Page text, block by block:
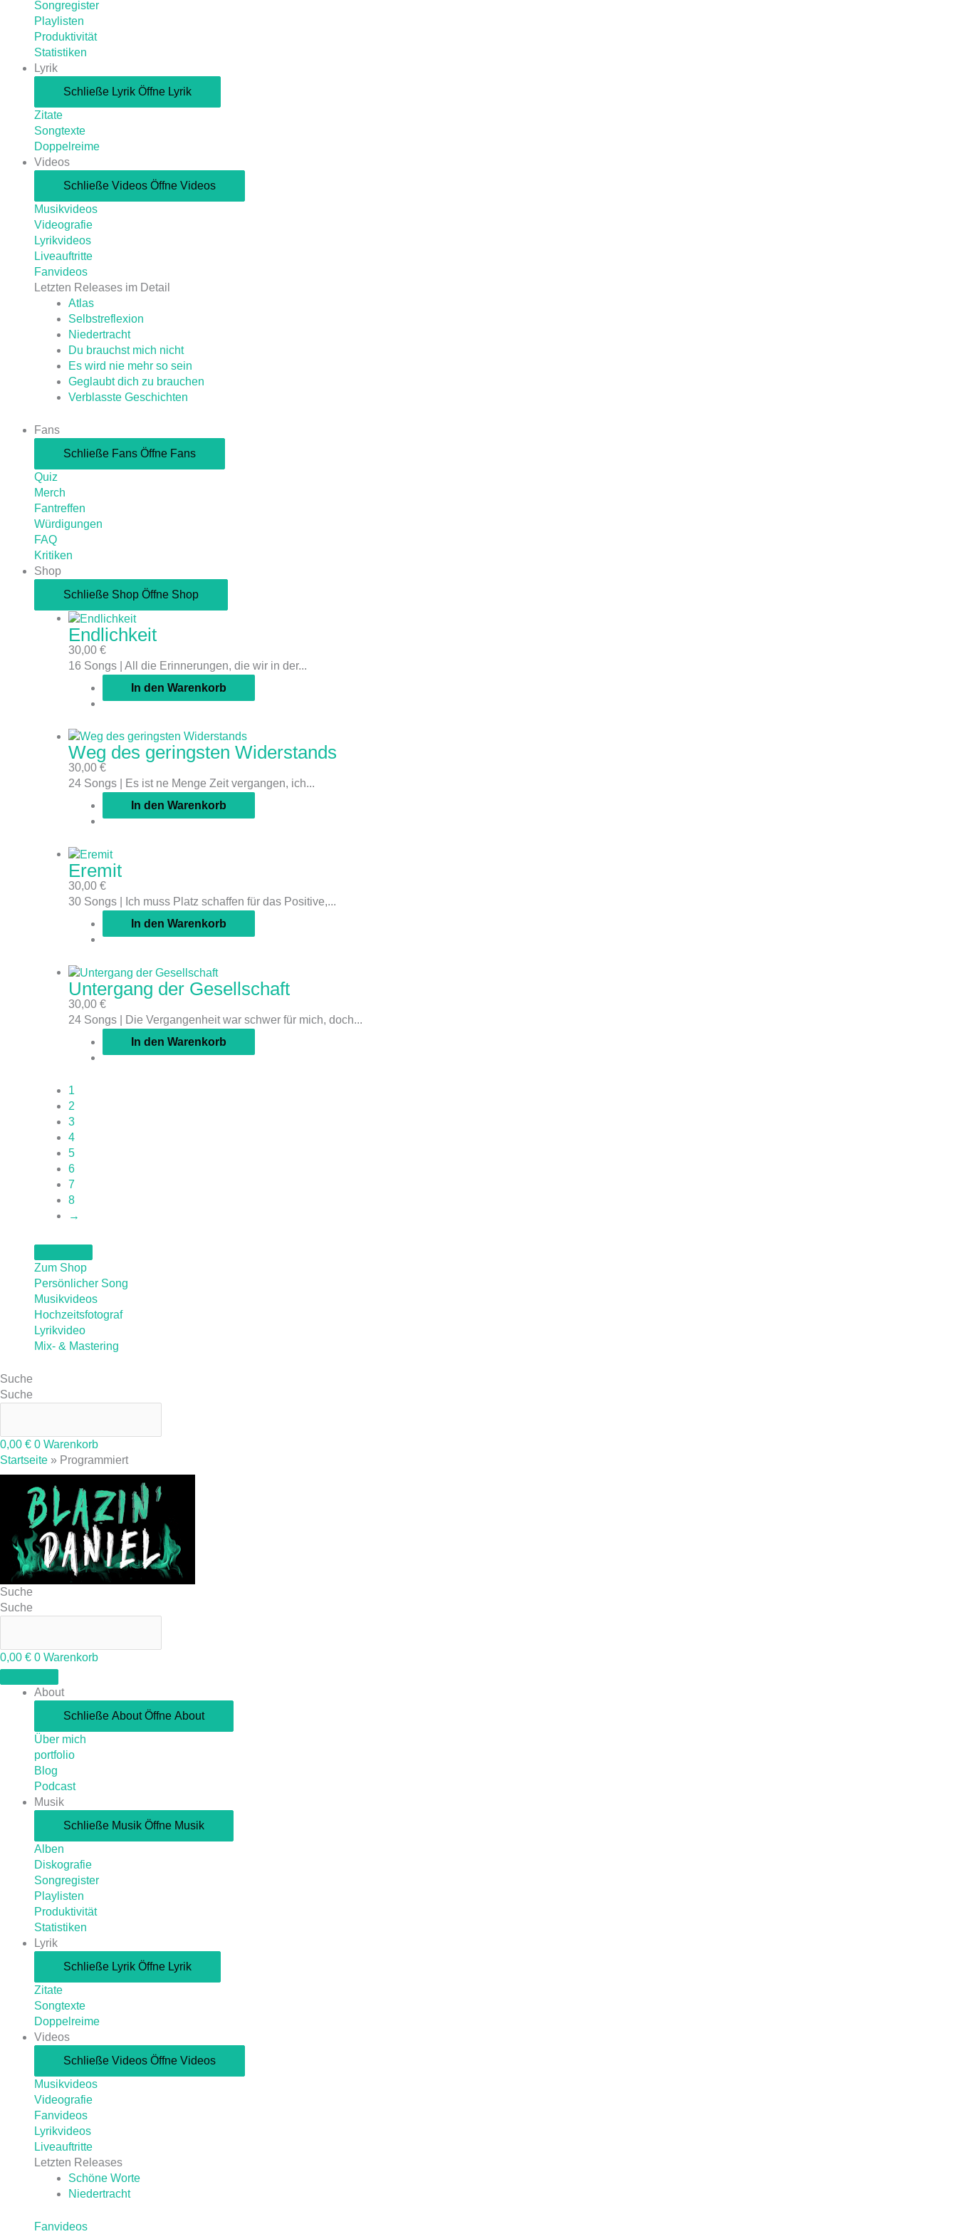
Songregister
Playlisten
Produktivität
Statistiken
Lyrik
Schließe Lyrik Öffne Lyrik
Zitate
Songtexte
Doppelreime
Videos
Schließe Videos Öffne Videos
Musikvideos
Videografie
Lyrikvideos
Liveauftritte
Fanvideos
Letzten Releases im Detail
Atlas
Selbstreflexion
Niedertracht
Du brauchst mich nicht
Es wird nie mehr so sein
Geglaubt dich zu brauchen
Verblasste Geschichten
Fans
Schließe Fans Öffne Fans
Quiz
Merch
Fantreffen
Würdigungen
FAQ
Kritiken
Shop
Schließe Shop Öffne Shop
Endlichkeit
30,00 €
16 Songs | All die Erinnerungen, die wir in der...
In den Warenkorb
Weg des geringsten Widerstands
30,00 €
24 Songs | Es ist ne Menge Zeit vergangen, ich...
In den Warenkorb
Eremit
30,00 €
30 Songs | Ich muss Platz schaffen für das Positive,...
In den Warenkorb
Untergang der Gesellschaft
30,00 €
24 Songs | Die Vergangenheit war schwer für mich, doch...
In den Warenkorb
1
2
3
4
5
6
7
8
→
Zum Shop
Persönlicher Song
Musikvideos
Hochzeitsfotograf
Lyrikvideo
Mix- & Mastering
Suche
Suche
0,00 € 0 Warenkorb
Startseite » Programmiert
Suche
Suche
0,00 € 0 Warenkorb
About
Schließe About Öffne About
Über mich
portfolio
Blog
Podcast
Musik
Schließe Musik Öffne Musik
Alben
Diskografie
Songregister
Playlisten
Produktivität
Statistiken
Lyrik
Schließe Lyrik Öffne Lyrik
Zitate
Songtexte
Doppelreime
Videos
Schließe Videos Öffne Videos
Musikvideos
Videografie
Fanvideos
Lyrikvideos
Liveauftritte
Letzten Releases
Schöne Worte
Niedertracht
Fanvideos